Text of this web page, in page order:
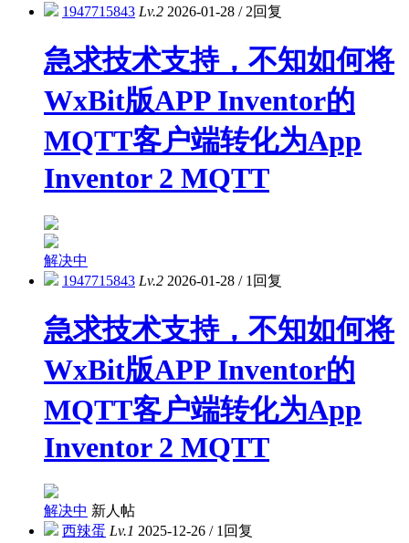
1947715843 Lv.2 2026-01-28 /2回复
急求技术支持，不知如何将
WxBit版APP Inventor的
MQTT客户端转化为App
Inventor 2 MQTT
解决中
1947715843 Lv.2 2026-01-28 /1回复
急求技术支持，不知如何将
WxBit版APP Inventor的
MQTT客户端转化为App
Inventor 2 MQTT
解决中 新人帖
西辣蛋 Lv.1 2025-12-26 /1回复